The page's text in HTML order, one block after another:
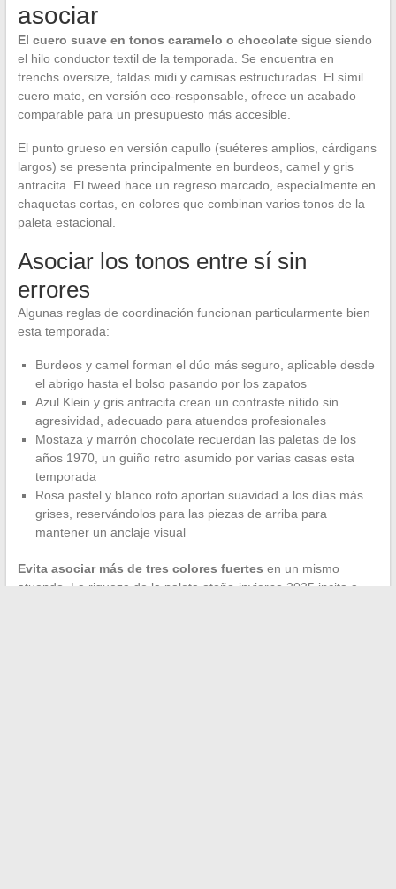
asociar
El cuero suave en tonos caramelo o chocolatesigue siendo
el hilo conductor textil de la temporada. Se encuentra en
trenchs oversize, faldas midi y camisas estructuradas. El símil
cuero mate, en versión eco-responsable, ofrece un acabado
comparable para un presupuesto más accesible.
El punto grueso en versión capullo (suéteres amplios, cárdigans
largos) se presenta principalmente en burdeos, camel y gris
antracita. El tweed hace un regreso marcado, especialmente en
chaquetas cortas, en colores que combinan varios tonos de la
paleta estacional.
Asociar los tonos entre sí sin
errores
Algunas reglas de coordinación funcionan particularmente bien
esta temporada:
Burdeos y camel forman el dúo más seguro, aplicable desde
el abrigo hasta el bolso pasando por los zapatos
Azul Klein y gris antracita crean un contraste nítido sin
agresividad, adecuado para atuendos profesionales
Mostaza y marrón chocolate recuerdan las paletas de los
años 1970, un guiño retro asumido por varias casas esta
temporada
Rosa pastel y blanco roto aportan suavidad a los días más
grises, reservándolos para las piezas de arriba para
mantener un anclaje visual
Evita asociar más de tres colores fuertes en un mismo
atuendo. La riqueza de la paleta otoño-invierno 2025 incita a